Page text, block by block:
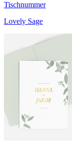
Tischnummer
Lovely Sage